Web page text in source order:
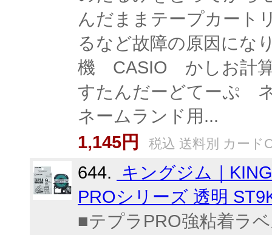
んだままテープカート
るなど故障の原因にな
機 CASIO かしお計
すたんだーどてーぷ
ネームランド用...
1,145円
税込 送料別 カード
644.
キングジム｜
PROシリーズ 透明
■テプラPRO強粘着ラ